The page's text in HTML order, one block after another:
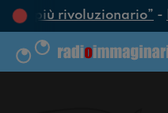
più rivoluzionario”-